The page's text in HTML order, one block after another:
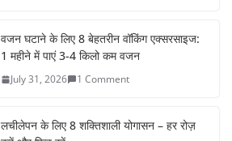
e
वजन घटाने के लिए 8 बेहतरीन वॉकिंग एक्सरसाइज:
1 महीने में पाएं 3-4 किलो कम वजन
July 31, 2026 1 Comment
लचीलेपन के लिए 8 शक्तिशाली योगासन – हर रोज़